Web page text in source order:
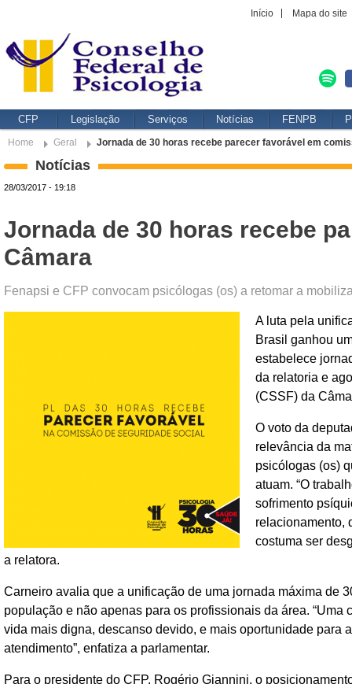
Início Mapa do site
CFP Legislação Serviços Notícias FENPB
Home Geral Jornada de 30 horas recebe parecer favorável em
Notícias
28/03/2017 - 19:18
Jornada de 30 horas recebe
Câmara
Fenapsi e CFP convocam psicólogas (os) a retomar a
A luta pela
Brasil ganhou
estabelece
da relatoria e
(CSSF) da
O voto da
relevância da
psicólogas (os)
atuam. “O
sofrimento
relacionamento,
costuma ser
a relatora.
Carneiro avalia que a unificação de uma jornada máxima de
população e não apenas para os profissionais da área.
vida mais digna, descanso devido, e mais oportunidade para
atendimento”, enfatiza a parlamentar.
Para o presidente do CFP, Rogério Giannini, o